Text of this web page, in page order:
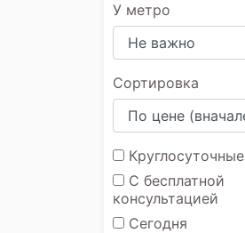
У метро
Сортировка
Круглосуточные
С бесплатной
консультацией
Сегодня